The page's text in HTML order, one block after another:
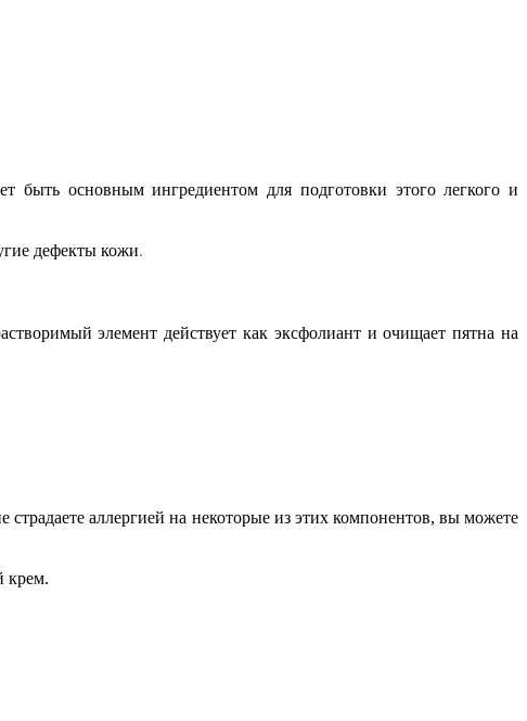
основным ингредиентом для подготовки этого легкого и
е дефекты кожи.
элемент действует как эксфолиант и очищает пятна на
страдаете аллергией на некоторые из этих компонентов, вы можете
крем.